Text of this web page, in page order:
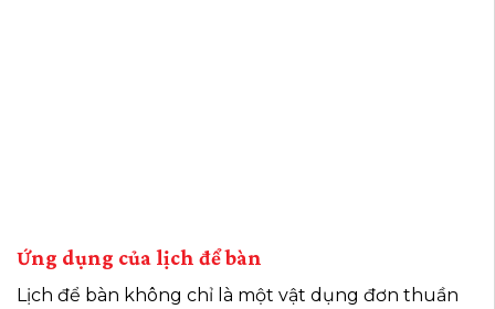
Ứng dụng của lịch để bàn
Lịch để bàn không chỉ là một vật dụng đơn thuần